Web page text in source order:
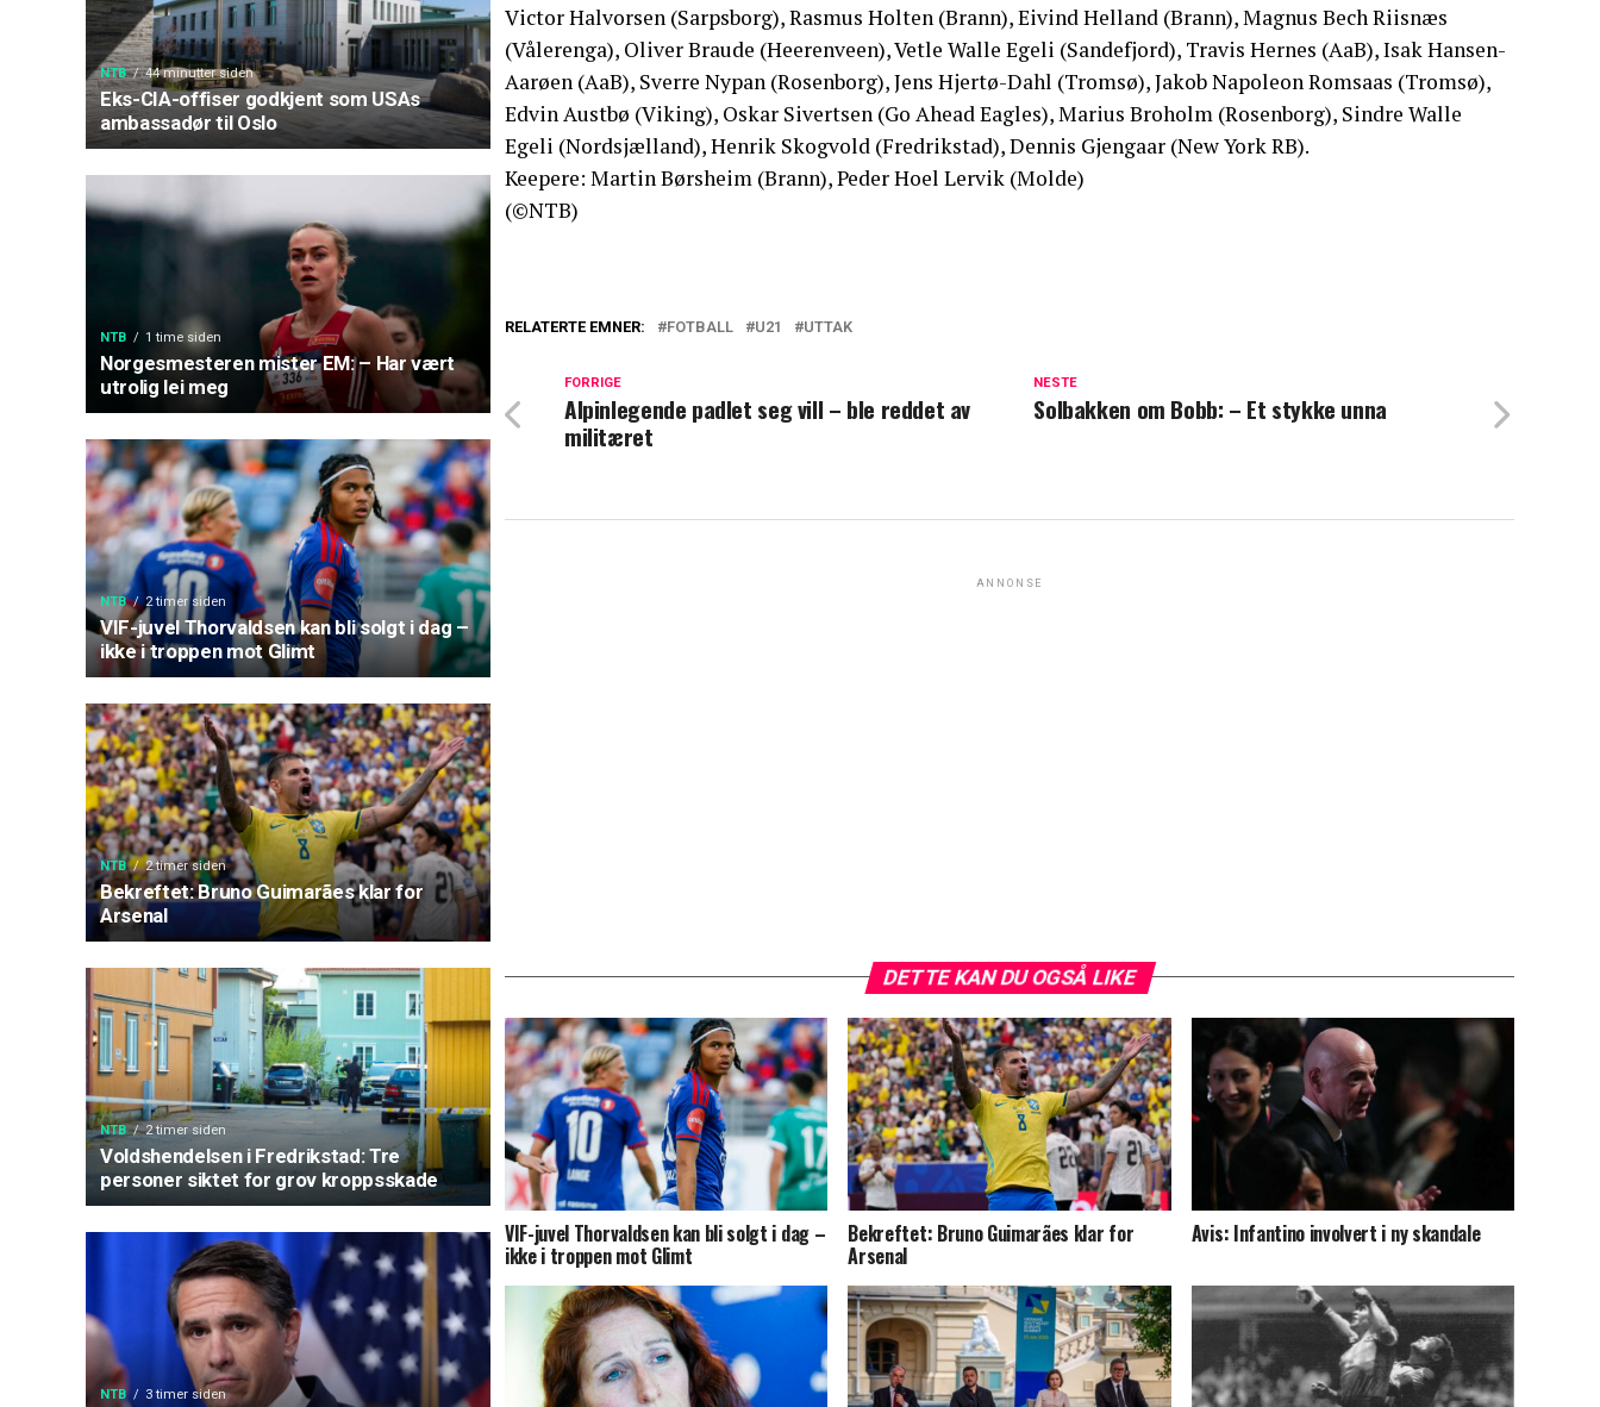
NTB 44 minutter siden
Eks-CIA-offiser godkjent som USAs
ambassadør til Oslo
NTB 1 time siden
Norgesmesteren mister EM: – Har vært
utrolig lei meg
NTB 2 timer siden
VIF-juvel Thorvaldsen kan bli solgt i dag –
ikke i troppen mot Glimt
NTB 2 timer siden
Bekreftet: Bruno Guimarães klar for
Arsenal
NTB 2 timer siden
Voldshendelsen i Fredrikstad: Tre
personer siktet for grov kroppsskade
NTB 3 timer siden
Victor Halvorsen (Sarpsborg), Rasmus Holten (Brann), Eivind Helland (Brann), Magnus Bech Riisnæs
(Vålerenga), Oliver Braude (Heerenveen), Vetle Walle Egeli (Sandefjord), Travis Hernes (AaB), Isak Hansen-
Aarøen (AaB), Sverre Nypan (Rosenborg), Jens Hjertø-Dahl (Tromsø), Jakob Napoleon Romsaas (Tromsø),
Edvin Austbø (Viking), Oskar Sivertsen (Go Ahead Eagles), Marius Broholm (Rosenborg), Sindre Walle
Egeli (Nordsjælland), Henrik Skogvold (Fredrikstad), Dennis Gjengaar (New York RB).
Keepere: Martin Børsheim (Brann), Peder Hoel Lervik (Molde)
(©NTB)
RELATERTE EMNER: FOTBALL U21 UTTAK
NESTE
Solbakken om Bobb: – Et stykke unna
FORRIGE
Alpinlegende padlet seg vill – ble reddet av
militæret
ANNONSE
DETTE KAN DU OGSÅ LIKE
VIF-juvel Thorvaldsen kan bli solgt i dag –
ikke i troppen mot Glimt
Bekreftet: Bruno Guimarães klar for
Arsenal
Avis: Infantino involvert i ny skandale